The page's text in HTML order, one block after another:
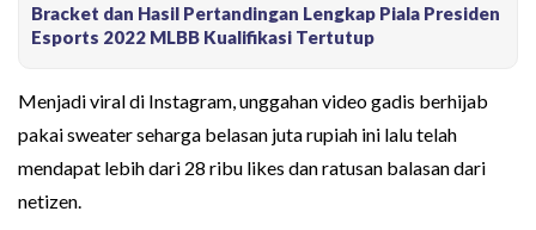
Bracket dan Hasil Pertandingan Lengkap Piala Presiden
Esports 2022 MLBB Kualifikasi Tertutup
Menjadi viral di Instagram, unggahan video gadis berhijab
pakai sweater seharga belasan juta rupiah ini lalu telah
mendapat lebih dari 28 ribu likes dan ratusan balasan dari
netizen.